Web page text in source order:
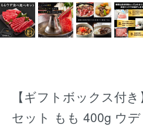
【ギフトボックス付
セット もも 400g ウ